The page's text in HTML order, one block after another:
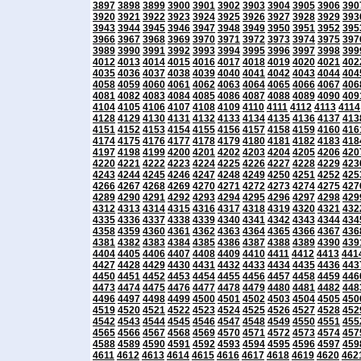
3897 3898 3899 3900 3901 3902 3903 3904 3905 3906
3920 3921 3922 3923 3924 3925 3926 3927 3928 3929
3943 3944 3945 3946 3947 3948 3949 3950 3951 3952
3966 3967 3968 3969 3970 3971 3972 3973 3974 3975
3989 3990 3991 3992 3993 3994 3995 3996 3997 3998
4012 4013 4014 4015 4016 4017 4018 4019 4020 4021
4035 4036 4037 4038 4039 4040 4041 4042 4043 4044
4058 4059 4060 4061 4062 4063 4064 4065 4066 4067
4081 4082 4083 4084 4085 4086 4087 4088 4089 4090
4104 4105 4106 4107 4108 4109 4110 4111 4112 4113 4114
4128 4129 4130 4131 4132 4133 4134 4135 4136 4137
4151 4152 4153 4154 4155 4156 4157 4158 4159 4160
4174 4175 4176 4177 4178 4179 4180 4181 4182 4183
4197 4198 4199 4200 4201 4202 4203 4204 4205 4206
4220 4221 4222 4223 4224 4225 4226 4227 4228 4229
4243 4244 4245 4246 4247 4248 4249 4250 4251 4252
4266 4267 4268 4269 4270 4271 4272 4273 4274 4275
4289 4290 4291 4292 4293 4294 4295 4296 4297 4298
4312 4313 4314 4315 4316 4317 4318 4319 4320 4321
4335 4336 4337 4338 4339 4340 4341 4342 4343 4344
4358 4359 4360 4361 4362 4363 4364 4365 4366 4367
4381 4382 4383 4384 4385 4386 4387 4388 4389 4390
4404 4405 4406 4407 4408 4409 4410 4411 4412 4413
4427 4428 4429 4430 4431 4432 4433 4434 4435 4436
4450 4451 4452 4453 4454 4455 4456 4457 4458 4459
4473 4474 4475 4476 4477 4478 4479 4480 4481 4482
4496 4497 4498 4499 4500 4501 4502 4503 4504 4505
4519 4520 4521 4522 4523 4524 4525 4526 4527 4528
4542 4543 4544 4545 4546 4547 4548 4549 4550 4551
4565 4566 4567 4568 4569 4570 4571 4572 4573 4574
4588 4589 4590 4591 4592 4593 4594 4595 4596 4597
4611 4612 4613 4614 4615 4616 4617 4618 4619 4620